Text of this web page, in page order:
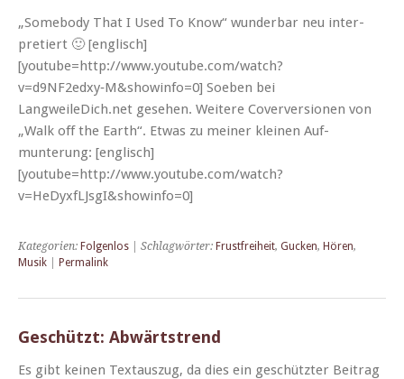
„Some­body That I Used To Know“ wun­der­bar neu inter­
pretiert 🙂 [englisch]
[youtube=http://www.youtube.com/watch?
v=d9NF2edxy‑M&showinfo=0] Soeben bei
LangweileDich.net gese­hen. Weit­ere Cov­erver­sio­nen von
„Walk off the Earth“. Etwas zu mein­er kleinen Auf­
munterung: [englisch]
[youtube=http://www.youtube.com/watch?
v=HeDyxfLJsgI&showinfo=0]
Kategorien: Folgenlos | Schlagwörter: Frustfreiheit, Gucken, Hören,
Musik
Permalink
Geschützt: Abwärtstrend
Es gibt keinen Tex­tauszug, da dies ein geschützter Beitrag